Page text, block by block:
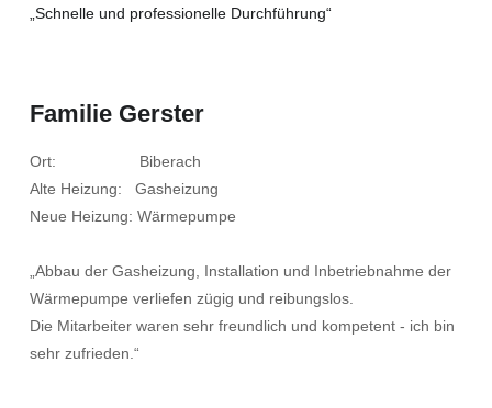
„Schnelle und professionelle Durchführung“
Familie Gerster
Ort: Biberach
Alte Heizung: Gasheizung
Neue Heizung: Wärmepumpe
„Abbau der Gasheizung, Installation und Inbetriebnahme der
Wärmepumpe verliefen zügig und reibungslos.
Die Mitarbeiter waren sehr freundlich und kompetent - ich bin
sehr zufrieden.“